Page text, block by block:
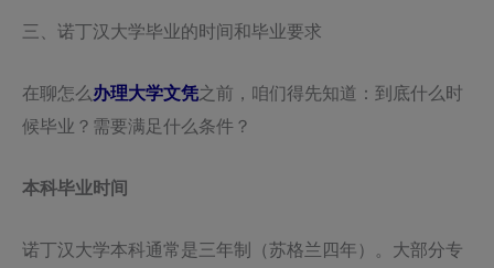
三、诺丁汉大学毕业的时间和毕业要求
在聊怎么办理大学文凭之前，咱们得先知道：到底什么时
候毕业？需要满足什么条件？
本科毕业时间
诺丁汉大学本科通常是三年制（苏格兰四年）。大部分专